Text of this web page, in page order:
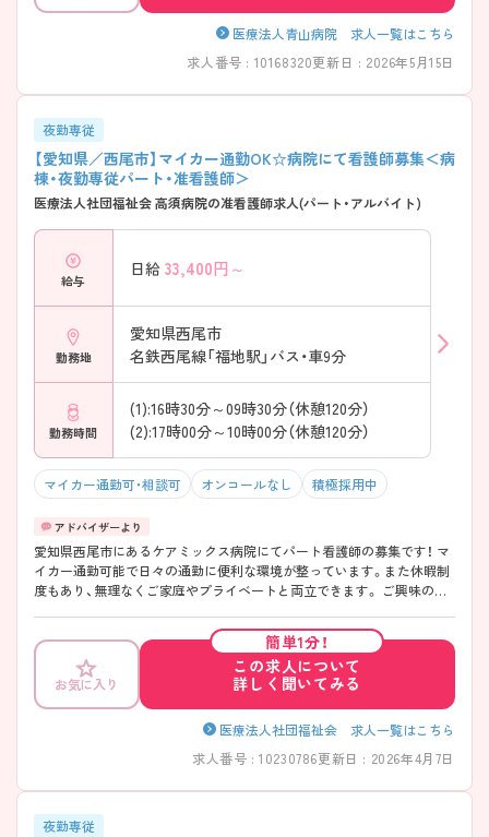
医療法人青山病院 求人一覧はこちら
求人番号 : 10168320更新日 : 2026年5月15日
夜勤専従
【愛知県／西尾市】マイカー通勤OK☆病院にて看護師募集＜病
棟・夜勤専従パート・准看護師＞
医療法人社団福祉会 高須病院の准看護師求人(パート・アルバイト)
給与
日給 33,400円～
勤務地
愛知県西尾市
名鉄西尾線「福地駅」バス・車9分
勤務時間
(1):16時30分～09時30分（休憩120分）
(2):17時00分～10時00分（休憩120分）
マイカー通勤可・相談可 オンコールなし 積極採用中
愛知県西尾市にあるケアミックス病院にてパート看護師の募集です！ マ
イカー通勤可能で日々の通勤に便利な環境が整っています。また休暇制
度もあり、無理なくご家庭やプライベートと両立できます。 ご興味のあ
お気に入り
簡単1分！
この求人について
詳しく聞いてみる
医療法人社団福祉会 求人一覧はこちら
求人番号 : 10230786更新日 : 2026年4月7日
夜勤専従